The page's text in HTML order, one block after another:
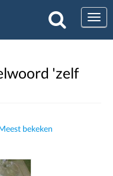
'zelf
bekeken